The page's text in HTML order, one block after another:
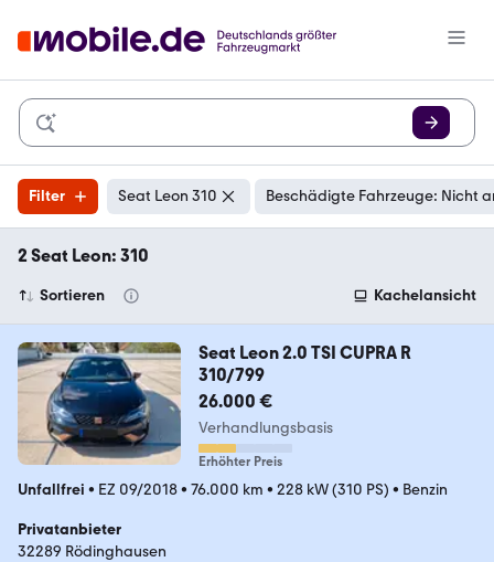
Filter Seat Leon 310 Beschädigte Fahrzeuge: Nicht
2 Seat Leon: 310
Sortieren Kachelansicht
Seat Leon 2.0 TSI CUPRA R
310/799
26.000 €
Verhandlungsbasis
Erhöhter Preis
Unfallfrei • EZ 09/2018• 76.000 km • 228 kW (310 PS) • Benzin
Privatanbieter
32289 Rödinghausen